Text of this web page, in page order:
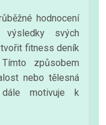
hodnocení
výsledky svých
fitness deník
způsobem
nebo tělesná
motivuje k